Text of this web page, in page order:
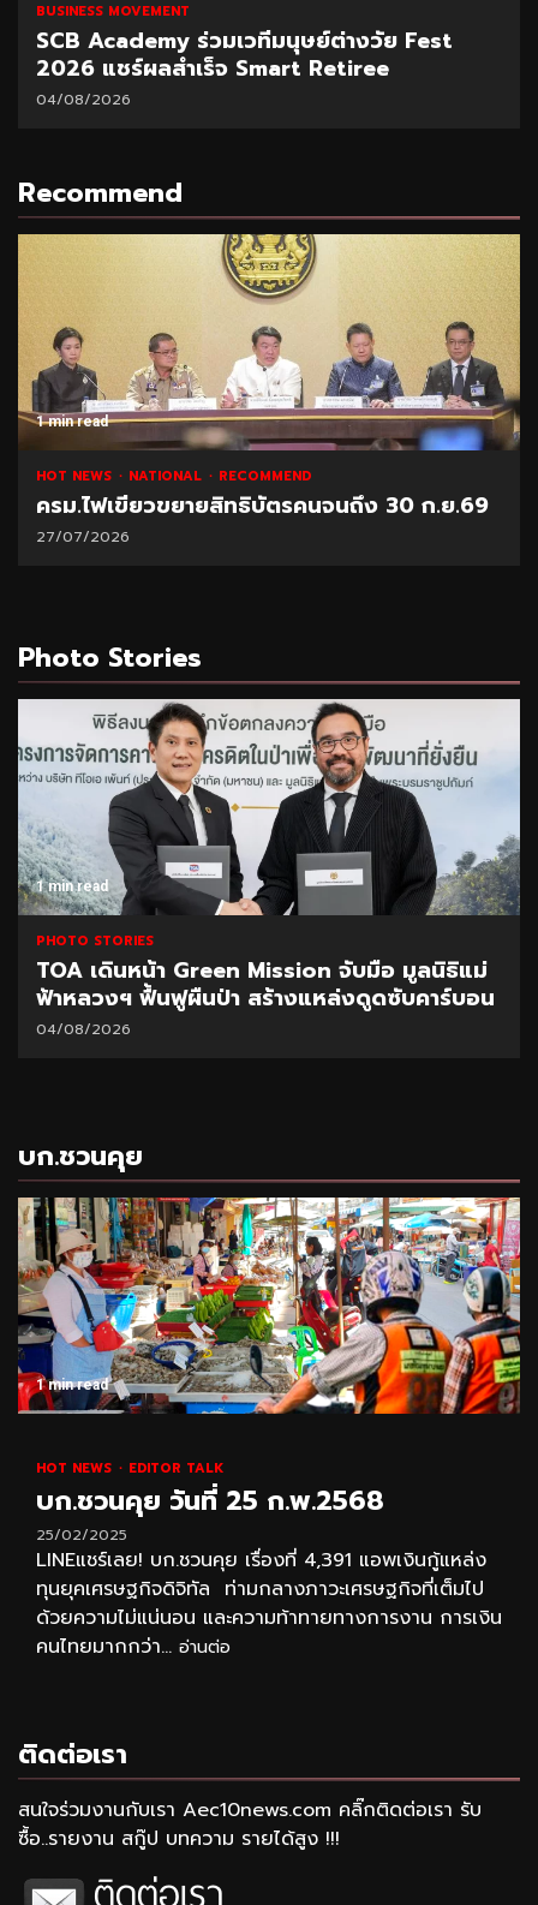
BUSINESS MOVEMENT
SCB Academy ร่วมเวทีมนุษย์ต่างวัย Fest
2026 แชร์ผลสำเร็จ Smart Retiree
04/08/2026
Recommend
1 min read
HOT NEWS NATIONAL RECOMMEND
ครม.ไฟเขียวขยายสิทธิบัตรคนจนถึง 30 ก.ย.69
27/07/2026
Photo Stories
1 min read
PHOTO STORIES
TOA เดินหน้า Green Mission จับมือ มูลนิธิแม่
ฟ้าหลวงฯ ฟื้นฟูผืนป่า สร้างแหล่งดูดซับคาร์บอน
04/08/2026
บก.ชวนคุย
1 min read
HOT NEWS EDITOR TALK
บก.ชวนคุย วันที่ 25 ก.พ.2568
25/02/2025
LINEแชร์เลย! บก.ชวนคุย เรื่องที่ 4,391 แอพเงินกู้แหล่ง
ทุนยุคเศรษฐกิจดิจิทัล ท่ามกลางภาวะเศรษฐกิจที่เต็มไป
ด้วยความไม่แน่นอน และความท้าทายทางการงาน การเงิน
คนไทยมากกว่า... อ่านต่อ
ติดต่อเรา
สนใจร่วมงานกับเรา Aec10news.com คลิ๊กติดต่อเรา รับ
ซื้อ..รายงาน สกู๊ป บทความ รายได้สูง !!!